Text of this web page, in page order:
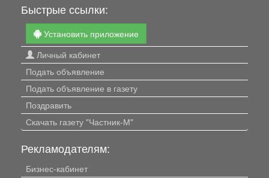
Быстрые ссылки:
Установить приложение
Личный кабинет
Подать объявление
Подать объявление в газету
Поздравить
Скачать газету "Частник-М"
Рекламодателям:
Бизнес-кабинет